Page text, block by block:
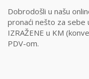
Dobrodošli u našu
pronaći nešto za sebe
IZRAŽENE u KM
PDV-om.